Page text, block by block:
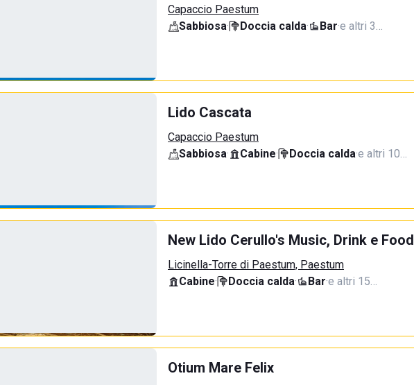
Capaccio Paestum
Sabbiosa· Doccia calda· Bar·e altri 3…
Lido Cascata
Capaccio Paestum
Sabbiosa· Cabine· Doccia calda·e altri 10…
New Lido Cerullo's Music, Drink e Food
Licinella-Torre di Paestum, Paestum
Cabine· Doccia calda· Bar·e altri 15…
Otium Mare Felix